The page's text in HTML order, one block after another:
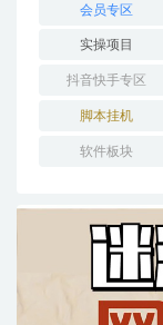
会员专区
实操项目
抖音快手专区
脚本挂机
软件板块